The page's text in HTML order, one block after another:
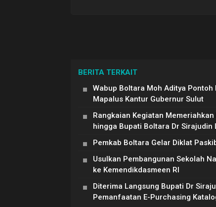
BERITA TERKAIT
Wabup Boltara Moh Aditya
Mapalus Kantur Gubernur Sulut
Rangkaian Kegiatan
hingga Bupati Boltara Dr
Pemkab Boltara Gelar Diklat
Usulkan Pembangunan Sekolah
ke Kemendikdasmeen RI
Diterima Langsung Bupati Dr
Pemanfaatan E-Purchasing